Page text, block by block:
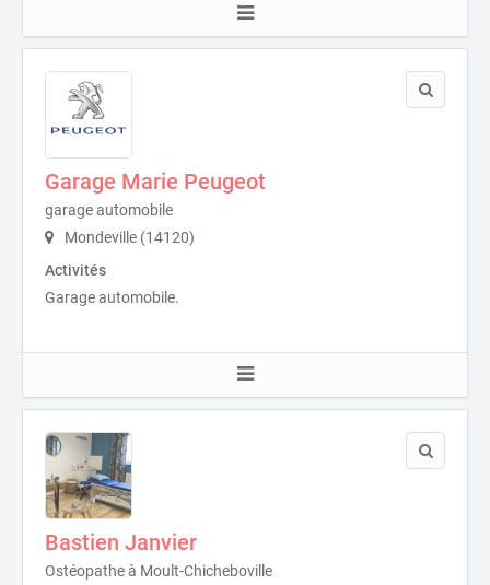
Garage Marie Peugeot
garage automobile
Mondeville (14120)
Activités
Garage automobile.
Bastien Janvier
Ostéopathe à Moult-Chicheboville